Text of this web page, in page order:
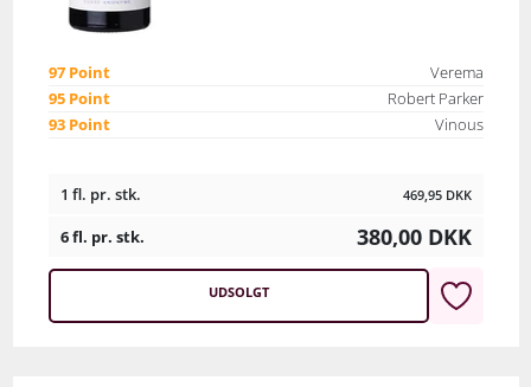
97 Point
Verema
95 Point
Robert Parker
93 Point
Vinous
1 fl. pr. stk. 469,95 DKK
6 fl. pr. stk. 380,00 DKK
UDSOLGT